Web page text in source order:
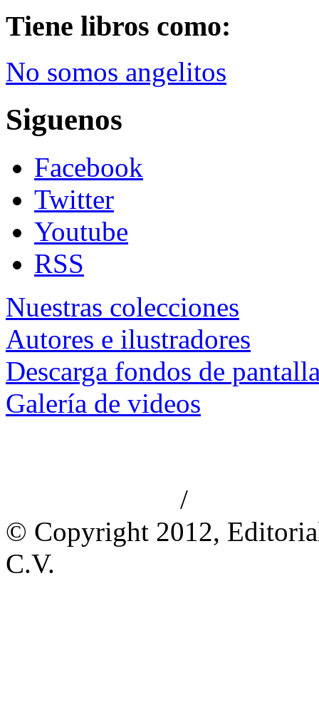
Tiene libros como:
No somos angelitos
Siguenos
Facebook
Twitter
Youtube
RSS
Nuestras colecciones
Autores e ilustradores
Descarga fondos de
Galería de videos
/
© Copyright 2012,
C.V.